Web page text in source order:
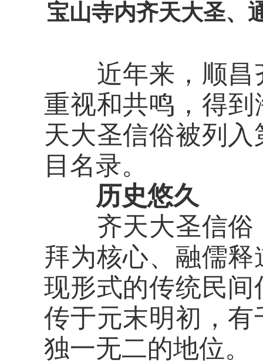
宝山寺内齐天大圣、
近年来，顺昌
重视和共鸣，得到
天大圣信俗被列
目名录。
历史悠久
齐天大圣信俗
拜为核心、融儒
现形式的传统民
传于元末明初，
独一无二的地位。